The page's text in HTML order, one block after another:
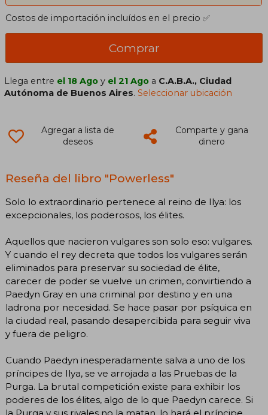
Costos de importación incluídos en el precio ✅
Comprar
Llega entre el 18 Ago y el 21 Ago a C.A.B.A., Ciudad
Autónoma de Buenos Aires.Seleccionar ubicación
Agregar a lista de
deseos
Comparte y gana
dinero
Reseña del libro "Powerless"
Solo lo extraordinario pertenece al reino de Ilya: los
excepcionales, los poderosos, los élites.
Aquellos que nacieron vulgares son solo eso: vulgares.
Y cuando el rey decreta que todos los vulgares serán
eliminados para preservar su sociedad de élite,
carecer de poder se vuelve un crimen, convirtiendo a
Paedyn Gray en una criminal por destino y en una
ladrona por necesidad. Se hace pasar por psíquica en
la ciudad real, pasando desapercibida para seguir viva
y fuera de peligro.
Cuando Paedyn inesperadamente salva a uno de los
príncipes de Ilya, se ve arrojada a las Pruebas de la
Purga. La brutal competición existe para exhibir los
poderes de los élites, algo de lo que Paedyn carece. Si